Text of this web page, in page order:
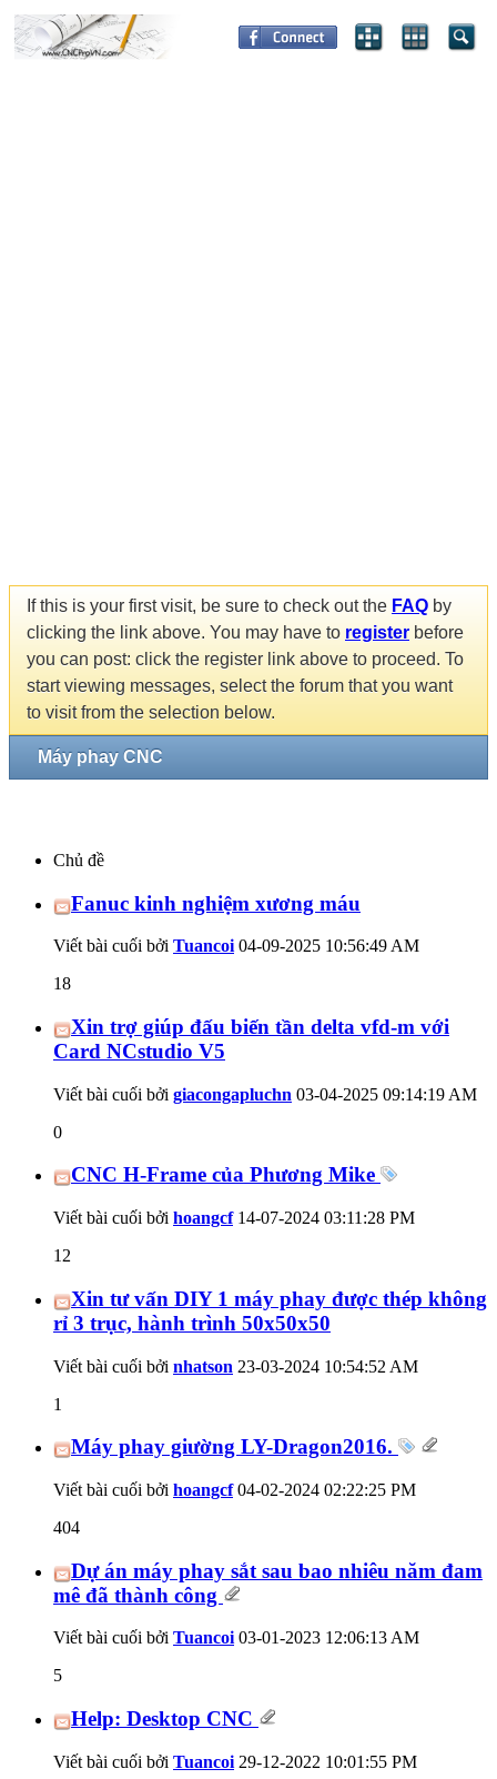
If this is your first visit, be sure to check out the FAQ by
clicking the link above. You may have to register before
you can post: click the register link above to proceed. To
start viewing messages, select the forum that you want
to visit from the selection below.
Máy phay CNC
Chủ đề
Fanuc kinh nghiệm xương máu
Viết bài cuối bởi Tuancoi 04-09-2025 10:56:49 AM
18
Xin trợ giúp đấu biến tần delta vfd-m với
Card NCstudio V5
Viết bài cuối bởi giacongapluchn 03-04-2025 09:14:19 AM
0
CNC H-Frame của Phương Mike
Viết bài cuối bởi hoangcf14-07-2024 03:11:28 PM
12
Xin tư vấn DIY 1 máy phay được thép không
rỉ 3 trục, hành trình 50x50x50
Viết bài cuối bởi nhatson 23-03-2024 10:54:52 AM
1
Máy phay giường LY-Dragon2016.
Viết bài cuối bởi hoangcf04-02-2024 02:22:25 PM
404
Dự án máy phay sắt sau bao nhiêu năm đam
mê đã thành công
Viết bài cuối bởi Tuancoi03-01-2023 12:06:13 AM
5
Help: Desktop CNC
Viết bài cuối bởi Tuancoi 29-12-2022 10:01:55 PM